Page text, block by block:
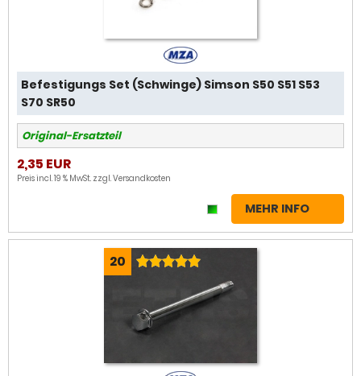
Befestigungs Set (Schwinge) Simson S50 S51 S53
S70 SR50
Original-Ersatzteil
2,35 EUR
Preis incl. 19 % MwSt. zzgl.Versandkosten
MEHR INFO
20